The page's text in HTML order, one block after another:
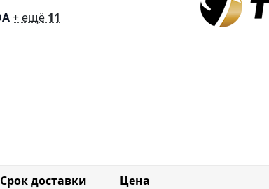
+ ещё 11
Срок доставки Цена